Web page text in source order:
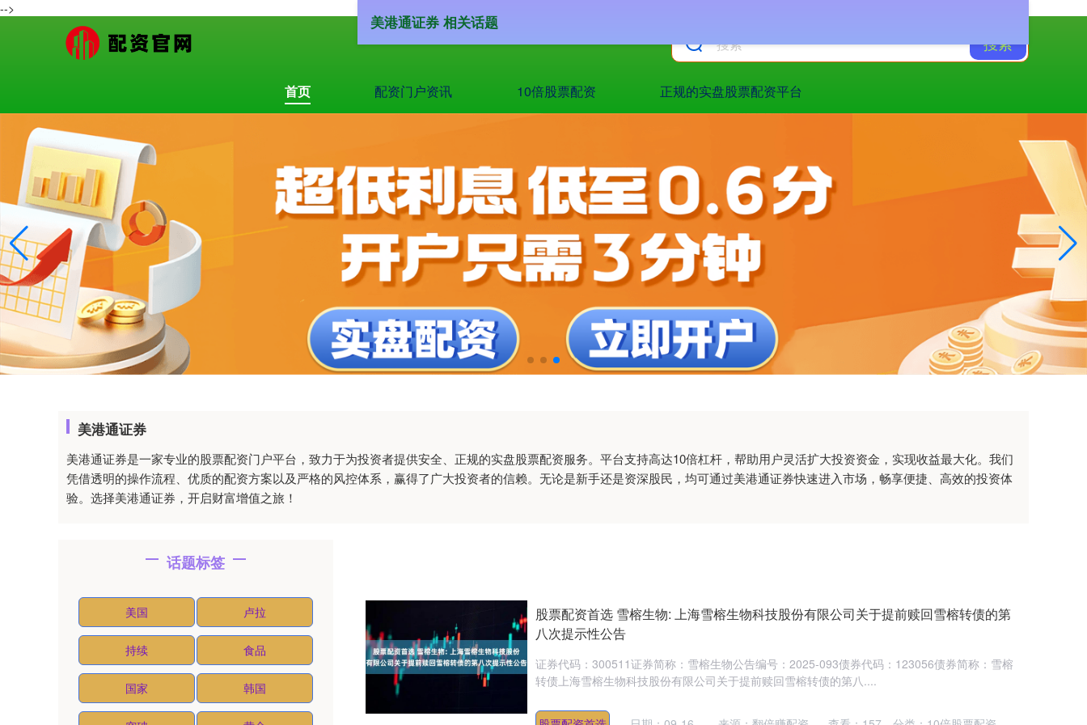
-->
搜索
首页 配资门户资讯 10倍股票配资 正规的实盘股票配资平台
美港通证券
美港通证券是一家专业的股票配资门户平台，致力于为投资者提供安全、正规的实盘股票配资服务。平台支持高达10倍杠杆，帮助用户灵活扩大投资资金，实现收益最大化。我们
凭借透明的操作流程、优质的配资方案以及严格的风控体系，赢得了广大投资者的信赖。无论是新手还是资深股民，均可通过美港通证券快速进入市场，畅享便捷、高效的投资体
验。选择美港通证券，开启财富增值之旅！
美港通证券 相关话题
股票配资首选 雪榕生物: 上海雪榕生物科技股份有限公司关于提前赎回雪榕转债的第
八次提示性公告
证券代码：300511证券简称：雪榕生物公告编号：2025-093债券代码：123056债券简称：雪榕
转债上海雪榕生物科技股份有限公司关于提前赎回雪榕转债的第八....
话题标签
美国 卢拉
持续 食品
国家 韩国